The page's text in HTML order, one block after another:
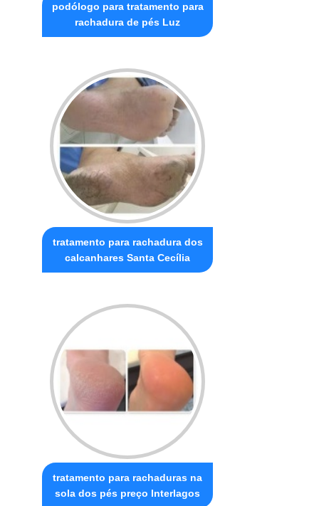
podólogo para tratamento para
rachadura de pés Luz
tratamento para rachadura dos
calcanhares Santa Cecília
tratamento para rachaduras na
sola dos pés preço Interlagos